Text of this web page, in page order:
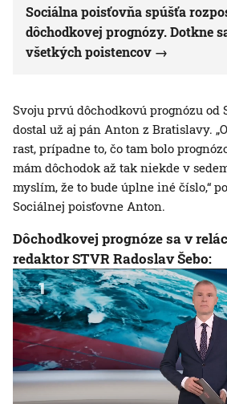
Sociálna poisťovňa spúšťa
dôchodkovej prognózy. Dotkne
všetkých poistencov
Svoju prvú dôchodkovú prognózu od
dostal už aj pán Anton z Bratislavy.
rast, prípadne to, čo tam bolo
mám dôchodok až tak niekde v
myslím, že to bude úplne iné číslo,“
Sociálnej poisťovne Anton.
Dôchodkovej prognóze sa v
redaktor STVR Radoslav Šebo: